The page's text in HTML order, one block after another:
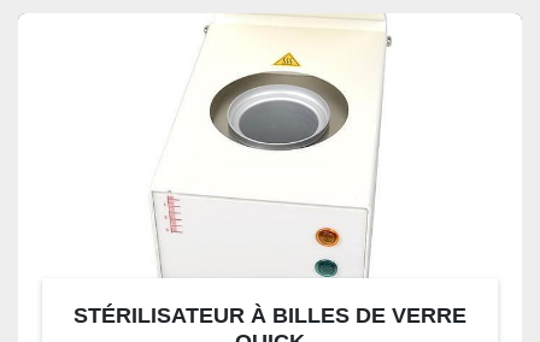
STÉRILISATEUR À BILLES DE VERRE